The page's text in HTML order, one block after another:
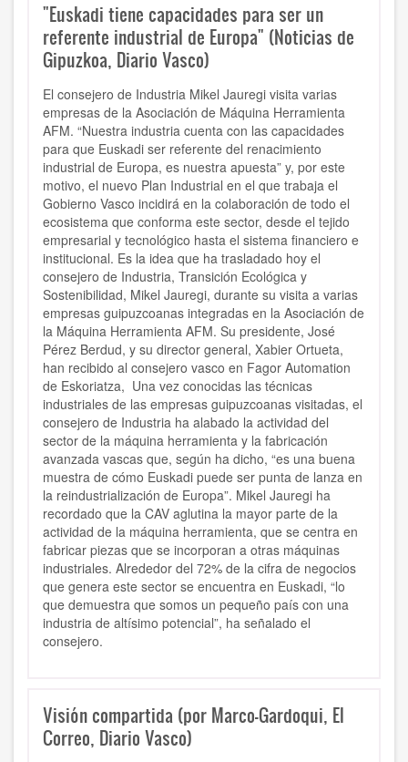
"Euskadi tiene capacidades para ser un
referente industrial de Europa" (Noticias de
Gipuzkoa, Diario Vasco)
El consejero de Industria Mikel Jauregi visita varias
empresas de la Asociación de Máquina Herramienta
AFM. “Nuestra industria cuenta con las capacidades
para que Euskadi ser referente del renacimiento
industrial de Europa, es nuestra apuesta” y, por este
motivo, el nuevo Plan Industrial en el que trabaja el
Gobierno Vasco incidirá en la colaboración de todo el
ecosistema que conforma este sector, desde el tejido
empresarial y tecnológico hasta el sistema financiero e
institucional. Es la idea que ha trasladado hoy el
consejero de Industria, Transición Ecológica y
Sostenibilidad, Mikel Jauregi, durante su visita a varias
empresas guipuzcoanas integradas en la Asociación de
la Máquina Herramienta AFM. Su presidente, José
Pérez Berdud, y su director general, Xabier Ortueta,
han recibido al consejero vasco en Fagor Automation
de Eskoriatza, Una vez conocidas las técnicas
industriales de las empresas guipuzcoanas visitadas, el
consejero de Industria ha alabado la actividad del
sector de la máquina herramienta y la fabricación
avanzada vascas que, según ha dicho, “es una buena
muestra de cómo Euskadi puede ser punta de lanza en
la reindustrialización de Europa”. Mikel Jauregi ha
recordado que la CAV aglutina la mayor parte de la
actividad de la máquina herramienta, que se centra en
fabricar piezas que se incorporan a otras máquinas
industriales. Alrededor del 72% de la cifra de negocios
que genera este sector se encuentra en Euskadi, “lo
que demuestra que somos un pequeño país con una
industria de altísimo potencial”, ha señalado el
consejero.
Visión compartida (por Marco-Gardoqui, El
Correo, Diario Vasco)